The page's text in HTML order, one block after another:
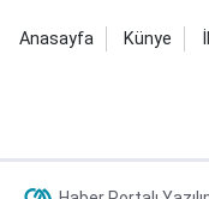
Anasayfa Künye